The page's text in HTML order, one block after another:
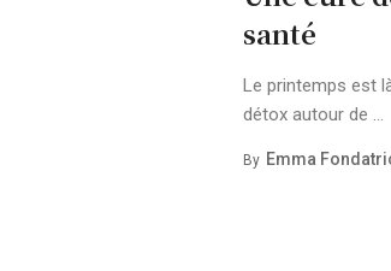
santé
Le printemps est
détox autour de ...
By Emma